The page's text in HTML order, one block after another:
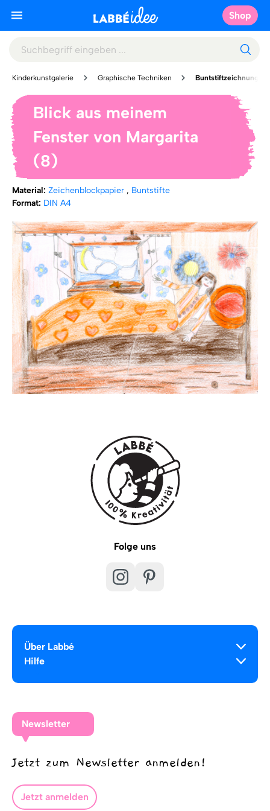
Shop
Kinderkunstgalerie Graphische Techniken Buntstiftzeichnung
Blick aus meinem
Fenster von Margarita
(8)
Material: Zeichenblockpapier , Buntstifte
Format: DIN A4
Folge uns
Über Labbé
Hilfe
Newsletter
Jetzt zum Newsletter anmelden!
Jetzt anmelden